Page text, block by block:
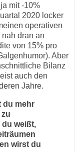
mit -10%
2020 locker
operativen
dran an
von 15% pro
Aber
Bilanz
auch den
Jahre.
du mehr
weißt,
wirst du